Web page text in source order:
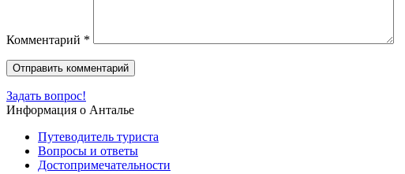
Комментарий *
Задать вопрос!
Информация о Анталье
Путеводитель туриста
Вопросы и ответы
Достопримечательности